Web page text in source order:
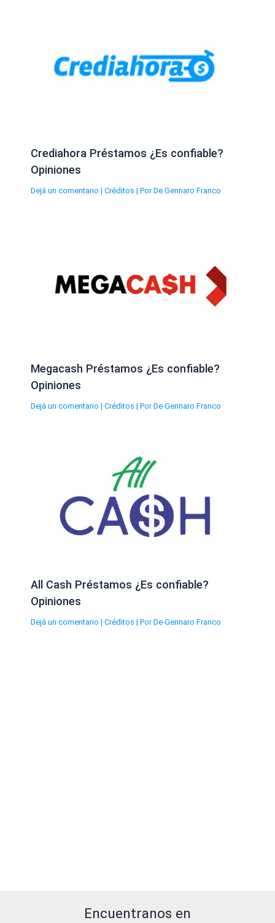
Crediahora Préstamos ¿Es confiable?
Opiniones
Dejá un comentario | Créditos | Por De Gennaro Franco
Megacash Préstamos ¿Es confiable?
Opiniones
Dejá un comentario | Créditos | Por De Gennaro Franco
All Cash Préstamos ¿Es confiable?
Opiniones
Dejá un comentario | Créditos | Por De Gennaro Franco
Encuentranos en